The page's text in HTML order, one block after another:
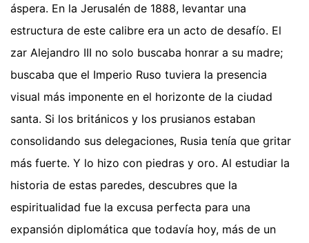
áspera. En la Jerusalén de 1888, levantar una
estructura de este calibre era un acto de desafío. El
zar Alejandro III no solo buscaba honrar a su madre;
buscaba que el Imperio Ruso tuviera la presencia
visual más imponente en el horizonte de la ciudad
santa. Si los británicos y los prusianos estaban
consolidando sus delegaciones, Rusia tenía que gritar
más fuerte. Y lo hizo con piedras y oro. Al estudiar la
historia de estas paredes, descubres que la
espiritualidad fue la excusa perfecta para una
expansión diplomática que todavía hoy, más de un